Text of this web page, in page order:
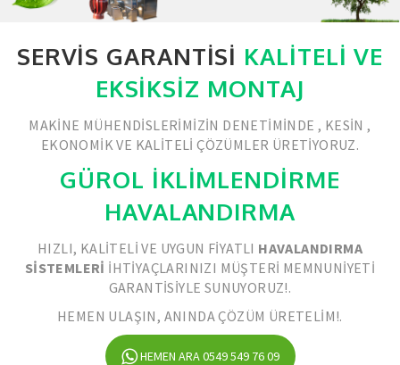
SERVIS GARANTISI KALITELI VE
EKSIKSIZ MONTAJ
MAKINE MÜHENDISLERIMIZIN DENETIMINDE , KESIN ,
EKONOMIK VE KALITELI ÇÖZÜMLER ÜRETIYORUZ.
GÜROL İKLİMLENDİRME
HAVALANDIRMA
HIZLI, KALITELI VE UYGUN FIYATLI HAVALANDIRMA
SISTEMLERI IHTIYAÇLARINIZI MÜŞTERI MEMNUNIYETI
GARANTISIYLE SUNUYORUZ!.
HEMEN ULAŞIN, ANINDA ÇÖZÜM ÜRETELIM!.
HEMEN ARA 0549 549 76 09